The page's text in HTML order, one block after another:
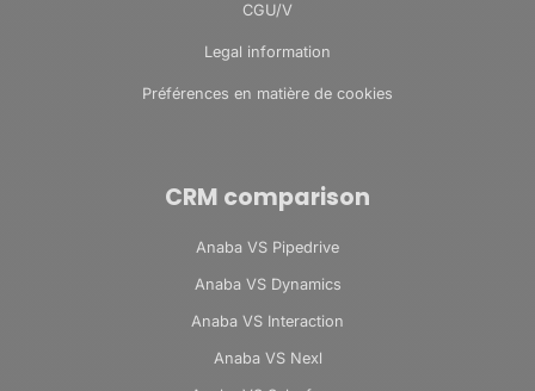
CGU/V
Legal information
Préférences en matière de cookies
CRM comparison
Anaba VS Pipedrive
Anaba VS Dynamics
Anaba VS Interaction
Anaba VS Nexl